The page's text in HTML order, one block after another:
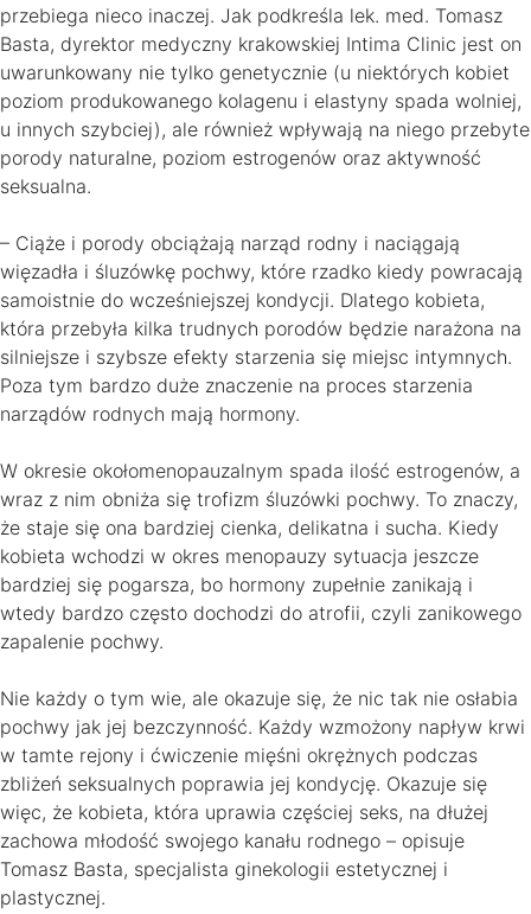
przebiega nieco inaczej. Jak podkreśla lek. med. Tomasz
Basta, dyrektor medyczny krakowskiej Intima Clinic jest on
uwarunkowany nie tylko genetycznie (u niektórych kobiet
poziom produkowanego kolagenu i elastyny spada wolniej,
u innych szybciej), ale również wpływają na niego przebyte
porody naturalne, poziom estrogenów oraz aktywność
seksualna.
– Ciąże i porody obciążają narząd rodny i naciągają
więzadła i śluzówkę pochwy, które rzadko kiedy powracają
samoistnie do wcześniejszej kondycji. Dlatego kobieta,
która przebyła kilka trudnych porodów będzie narażona na
silniejsze i szybsze efekty starzenia się miejsc intymnych.
Poza tym bardzo duże znaczenie na proces starzenia
narządów rodnych mają hormony.
W okresie okołomenopauzalnym spada ilość estrogenów, a
wraz z nim obniża się trofizm śluzówki pochwy. To znaczy,
że staje się ona bardziej cienka, delikatna i sucha. Kiedy
kobieta wchodzi w okres menopauzy sytuacja jeszcze
bardziej się pogarsza, bo hormony zupełnie zanikają i
wtedy bardzo często dochodzi do atrofii, czyli zanikowego
zapalenie pochwy.
Nie każdy o tym wie, ale okazuje się, że nic tak nie osłabia
pochwy jak jej bezczynność. Każdy wzmożony napływ krwi
w tamte rejony i ćwiczenie mięśni okrężnych podczas
zbliżeń seksualnych poprawia jej kondycję. Okazuje się
więc, że kobieta, która uprawia częściej seks, na dłużej
zachowa młodość swojego kanału rodnego – opisuje
Tomasz Basta, specjalista ginekologii estetycznej i
plastycznej.